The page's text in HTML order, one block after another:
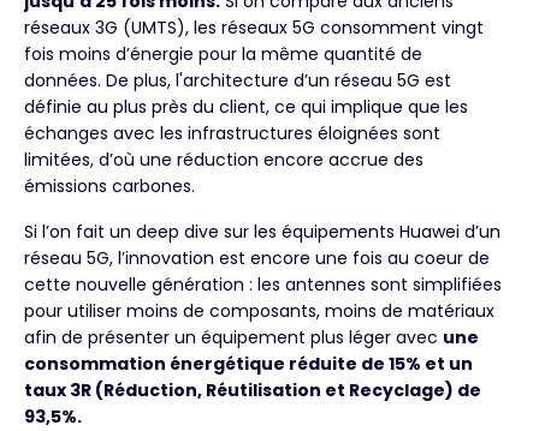
réseaux 3G (UMTS), les réseaux 5G consomment vingt
fois moins d’énergie pour la même quantité de
données. De plus, l'architecture d’un réseau 5G est
définie au plus près du client, ce qui implique que les
échanges avec les infrastructures éloignées sont
limitées, d’où une réduction encore accrue des
émissions carbones.
Si l’on fait un deep dive sur les équipements Huawei d’un
réseau 5G, l’innovation est encore une fois au coeur de
cette nouvelle génération : les antennes sont simplifiées
pour utiliser moins de composants, moins de matériaux
afin de présenter un équipement plus léger avec une
consommation énergétique réduite de 15% et un
taux 3R (Réduction, Réutilisation et Recyclage) de
93,5%.